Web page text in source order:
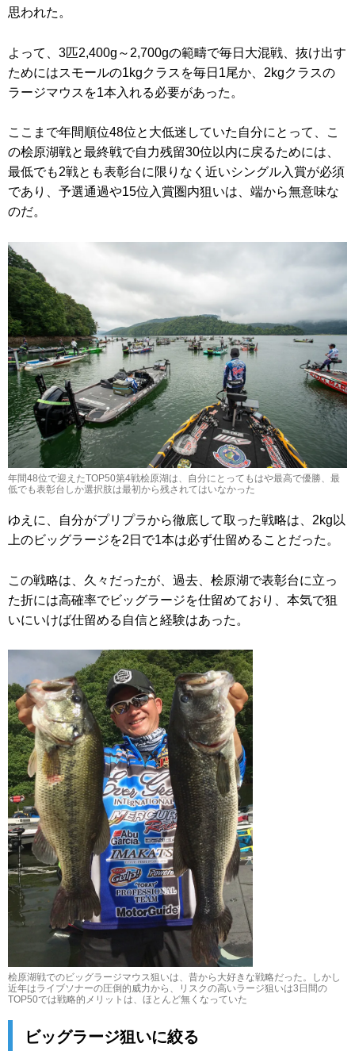
思われた。
よって、3匹2,400g～2,700gの範疇で毎日大混戦、抜け出す
ためにはスモールの1kgクラスを毎日1尾か、2kgクラスの
ラージマウスを1本入れる必要があった。
ここまで年間順位48位と大低迷していた自分にとって、こ
の桧原湖戦と最終戦で自力残留30位以内に戻るためには、
最低でも2戦とも表彰台に限りなく近いシングル入賞が必須
であり、予選通過や15位入賞圏内狙いは、端から無意味な
のだ。
年間48位で迎えたTOP50第4戦桧原湖は、自分にとってもはや最高で優勝、最
低でも表彰台しか選択肢は最初から残されてはいなかった
ゆえに、自分がプリプラから徹底して取った戦略は、2kg以
上のビッグラージを2日で1本は必ず仕留めることだった。
この戦略は、久々だったが、過去、桧原湖で表彰台に立っ
た折には高確率でビッグラージを仕留めており、本気で狙
いにいけば仕留める自信と経験はあった。
桧原湖戦でのビッグラージマウス狙いは、昔から大好きな戦略だった。しかし
近年はライブソナーの圧倒的威力から、リスクの高いラージ狙いは3日間の
TOP50では戦略的メリットは、ほとんど無くなっていた
ビッグラージ狙いに絞る